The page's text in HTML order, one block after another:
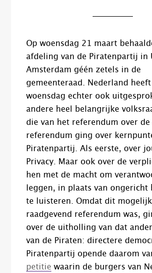
Op woensdag 21 maart
afdeling van de Piratenpartij in
Amsterdam géén zetels in de
gemeenteraad. Nederland
woensdag echter ook
andere heel belangrijke
die van het referendum over de
referendum ging over
Piratenpartij. Als eerste, over j
Privacy. Maar ook over de
hen met de macht om
leggen, in plaats van ongericht
te luisteren. Omdat dit
raadgevend referendum was,
over de uitholling van dat
van de Piraten: directere
Piratenpartij opende daarom
petitie waarin de burgers van